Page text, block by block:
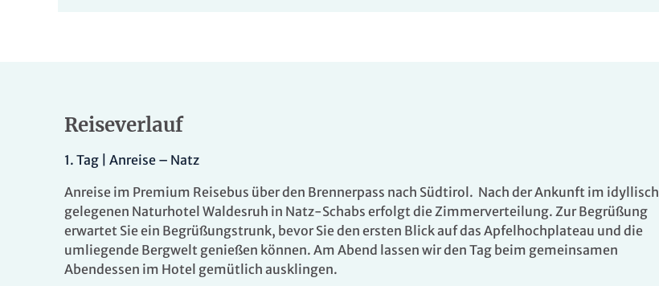
Reiseverlauf
1. Tag | Anreise – Natz
Anreise im Premium Reisebus über den Brennerpass nach Südtirol. Nach der Ankunft im idyllisch
gelegenen Naturhotel Waldesruh in Natz-Schabs erfolgt die Zimmerverteilung. Zur Begrüßung
erwartet Sie ein Begrüßungstrunk, bevor Sie den ersten Blick auf das Apfelhochplateau und die
umliegende Bergwelt genießen können. Am Abend lassen wir den Tag beim gemeinsamen
Abendessen im Hotel gemütlich ausklingen.